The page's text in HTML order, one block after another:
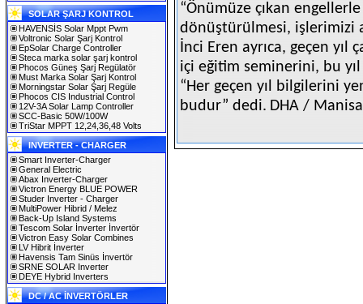
SOLAR ŞARJ KONTROL
HAVENSİS Solar Mppt Pwm
Voltronic Solar Şarj Kontrol
EpSolar Charge Controller
Steca marka solar şarj kontrol
Phocos Güneş Şarj Regülatör
Must Marka Solar Şarj Kontrol
Morningstar Solar Şarj Regüle
Phocos CIS Industrial Control
12V-3A Solar Lamp Controller
SCC-Basic 50W/100W
TriStar MPPT 12,24,36,48 Volts
INVERTER - CHARGER
Smart Inverter-Charger
General Electric
Abax Inverter-Charger
Victron Energy BLUE POWER
Studer Inverter - Charger
MultiPower Hibrid / Melez
Back-Up Island Systems
Tescom Solar İnverter İnvertör
Victron Easy Solar Combines
LV Hibrit İnverter
Havensis Tam Sinüs İnvertör
SRNE SOLAR Inverter
DEYE Hybrid Inverters
DC / AC İNVERTÖRLER
“Önümüze çıkan
dönüştürülmesi, işlerimizi
İnci Eren ayrıca, geçen
içi eğitim seminerini, bu yıl
“Her geçen yıl bilgilerini
budur” dedi. DHA /